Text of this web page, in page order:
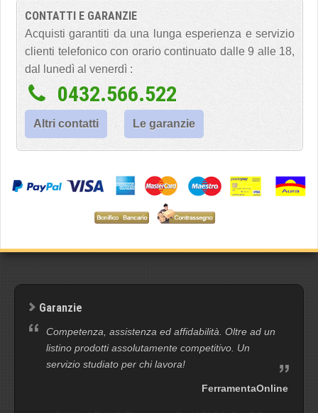
CONTATTI E GARANZIE
Acquisti garantiti da una lunga esperienza e servizio
clienti telefonico con orario continuato dalle 9 alle 18,
dal lunedì al venerdì :
0432.566.522
Altri contatti Le garanzie
Garanzie
Competenza, assistenza ed affidabilità. Oltre ad un
listino prodotti assolutamente competitivo. Un
servizio studiato per chi lavora!
FerramentaOnline